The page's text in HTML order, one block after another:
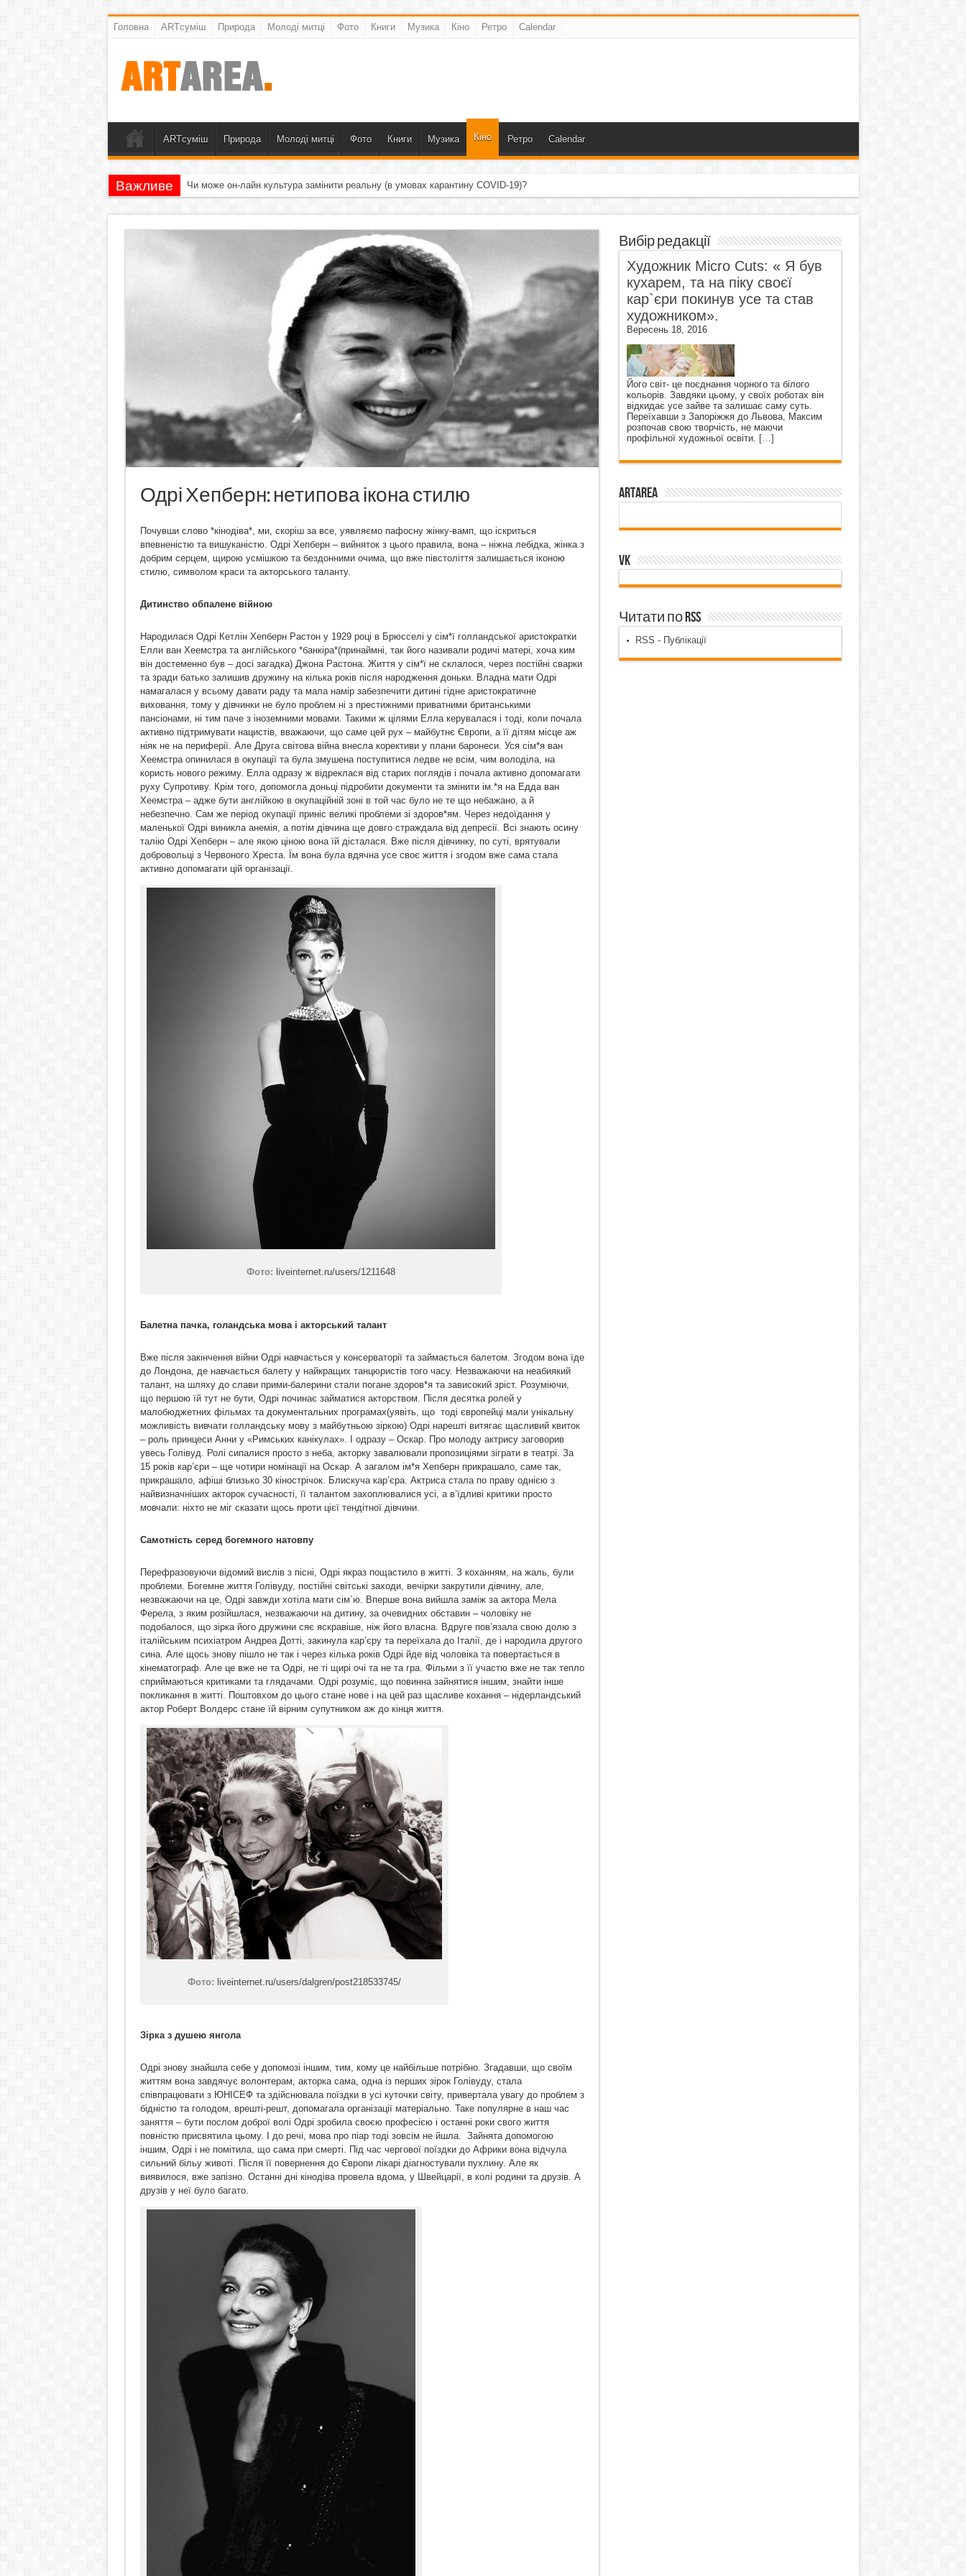
Головна ARTсуміш Природа Молоді митці Фото Книги Музика Кіно Ретро Calendar
ARTсуміш Природа Молоді митці Фото Книги Музика Кіно Ретро Calendar
Важливе Чи може он-лайн культура замінити реальну (в умовах карантину COVID-19)?
Одрі Хепберн: нетипова ікона стилю
Почувши слово *кінодіва*, ми, скоріш за все, уявляємо пафосну жінку-вамп, що іскриться
впевненістю та вишуканістю. Одрі Хепберн – вийняток з цього правила, вона – ніжна лебідка, жінка з
добрим серцем, щирою усмішкою та бездонними очима, що вже півстоліття залишається іконою
стилю, символом краси та акторського таланту.
Дитинство обпалене війною
Народилася Одрі Кетлін Хепберн Растон у 1929 році в Брюсселі у сім*ї голландської аристократки
Елли ван Хеемстра та англійського *банкіра*(принаймні, так його називали родичі матері, хоча ким
він достеменно був – досі загадка) Джона Растона. Життя у сім*ї не склалося, через постійні сварки
та зради батько залишив дружину на кілька років після народження доньки. Владна мати Одрі
намагалася у всьому давати раду та мала намір забезпечити дитині гідне аристократичне
виховання, тому у дівчинки не було проблем ні з престижними приватними британськими
пансіонами, ні тим паче з іноземними мовами. Такими ж цілями Елла керувалася і тоді, коли почала
активно підтримувати нацистів, вважаючи, що саме цей рух – майбутнє Європи, а її дітям місце аж
ніяк не на периферії. Але Друга світова війна внесла корективи у плани баронеси. Уся сім*я ван
Хеемстра опинилася в окупації та була змушена поступитися ледве не всім, чим володіла, на
користь нового режиму. Елла одразу ж відреклася від старих поглядів і почала активно допомагати
руху Супротиву. Крім того, допомогла доньці підробити документи та змінити ім.*я на Едда ван
Хеемстра – адже бути англійкою в окупаційній зоні в той час було не те що небажано, а й
небезпечно. Сам же період окупації приніс великі проблеми зі здоров*ям. Через недоїдання у
маленької Одрі виникла анемія, а потім дівчина ще довго страждала від депресії. Всі знають осину
талію Одрі Хепберн – але якою ціною вона їй дісталася. Вже після дівчинку, по суті, врятували
добровольці з Червоного Хреста. Їм вона була вдячна усе своє життя і згодом вже сама стала
активно допомагати цій організації.
Фото: liveinternet.ru/users/1211648
Балетна пачка, голандська мова і акторський талант
Вже після закінчення війни Одрі навчається у консерваторії та займається балетом. Згодом вона їде
до Лондона, де навчається балету у найкращих танцюристів того часу. Незважаючи на неабиякий
талант, на шляху до слави прими-балерини стали погане здоров*я та зависокий зріст. Розуміючи,
що першою їй тут не бути, Одрі починає займатися акторством. Після десятка ролей у
малобюджетних фільмах та документальних програмах(уявіть, що тоді європейці мали унікальну
можливість вивчати голландську мову з майбутньою зіркою) Одрі нарешті витягає щасливий квиток
– роль принцеси Анни у «Римських канікулах». І одразу – Оскар. Про молоду актрису заговорив
увесь Голівуд. Ролі сипалися просто з неба, акторку завалювали пропозиціями зіграти в театрі. За
15 років кар’єри – ще чотири номінації на Оскар. А загалом ім*я Хепберн прикрашало, саме так,
прикрашало, афіші близько 30 кінострічок. Блискуча кар’єра. Актриса стала по праву однією з
найвизначніших акторок сучасності, її талантом захоплювалися усі, а в’їдливі критики просто
мовчали: ніхто не міг сказати щось проти цієї тендітної дівчини.
Самотність серед богемного натовпу
Перефразовуючи відомий вислів з пісні, Одрі якраз пощастило в житті. З коханням, на жаль, були
проблеми. Богемне життя Голівуду, постійні світські заходи, вечірки закрутили дівчину, але,
незважаючи на це, Одрі завжди хотіла мати сім`ю. Вперше вона вийшла заміж за актора Мела
Ферела, з яким розійшлася, незважаючи на дитину, за очевидних обставин – чоловіку не
подобалося, що зірка його дружини сяє яскравіше, ніж його власна. Вдруге пов’язала свою долю з
італійським психіатром Андреа Дотті, закинула кар’єру та переїхала до Італії, де і народила другого
сина. Але щось знову пішло не так і через кілька років Одрі йде від чоловіка та повертається в
кінематограф. Але це вже не та Одрі, не ті щирі очі та не та гра. Фільми з її участю вже не так тепло
сприймаються критиками та глядачами. Одрі розуміє, що повинна зайнятися іншим, знайти інше
покликання в житті. Поштовхом до цього стане нове і на цей раз щасливе кохання – нідерландський
актор Роберт Волдерс стане їй вірним супутником аж до кінця життя.
Фото: liveinternet.ru/users/dalgren/post218533745/
Зірка з душею янгола
Одрі знову знайшла себе у допомозі іншим, тим, кому це найбільше потрібно. Згадавши, що своїм
життям вона завдячує волонтерам, акторка сама, одна із перших зірок Голівуду, стала
співпрацювати з ЮНІСЕФ та здійснювала поїздки в усі куточки світу, привертала увагу до проблем з
бідністю та голодом, врешті-решт, допомагала організації матеріально. Таке популярне в наш час
заняття – бути послом доброї волі Одрі зробила своєю професією і останні роки свого життя
повністю присвятила цьому. І до речі, мова про піар тоді зовсім не йшла. Зайнята допомогою
іншим, Одрі і не помітила, що сама при смерті. Під час чергової поїздки до Африки вона відчула
сильний більу животі. Після її повернення до Європи лікарі діагностували пухлину. Але як
виявилося, вже запізно. Останні дні кінодіва провела вдома, у Швейцарії, в колі родини та друзів. А
друзів у неї було багато.
Вибір редакції
Художник Micro Cuts: « Я був
кухарем, та на піку своєї
кар`єри покинув усе та став
художником».
Вересень 18, 2016
Його світ- це поєднання чорного та білого
кольорів. Завдяки цьому, у своїх роботах він
відкидає усе зайве та залишає саму суть.
Переїхавши з Запоріжжя до Львова, Максим
розпочав свою творчість, не маючи
профільної художньої освіти. […]
ArtArea
VK
Читати по RSS
RSS - Публікації